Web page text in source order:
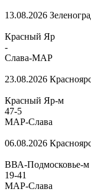
13.08.2026
Красный Яр
-
Слава-МАР
23.08.2026
Красный Яр-м
47-5
МАР-Слава
06.08.2026
ВВА-Подмосковье-м
19-41
МАР-Слава